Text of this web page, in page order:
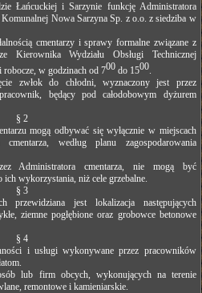
Łańcuckiej i Sarzynie funkcję Administratora
Nowa Sarzyna Sp. z o.o. z siedziba w
cmentarzy i sprawy formalne związane z
Kierownika Wydziału Obsługi Technicznej
w godzinach od 700 do 1500.
zwłok do chłodni, wyznaczony jest przez
będący pod całodobowym dyżurem
§ 2
mogą odbywać się wyłącznie w miejscach
według planu zagospodarowania
Administratora cmentarza, nie mogą być
wykorzystania, niż cele grzebalne.
§ 3
przewidziana jest lokalizacja następujących
ziemne pogłębione oraz grobowce betonowe
§ 4
i usługi wykonywane przez pracowników
lub firm obcych, wykonujących na terenie
remontowe i kamieniarskie.